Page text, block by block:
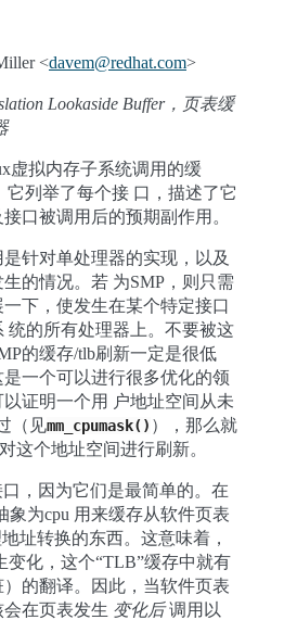
<davem@redhat.com>
Lookaside Buffer，页表缓
虚拟内存子系统调用的缓
列举了每个接 口，描述了它
口被调用后的预期副作用。
针对单处理器的实现，以及
的情况。若 为SMP，则只需
下，使发生在某个特定接口
统的所有处理器上。不要被这
的缓存/tlb刷新一定是很低
一个可以进行很多优化的领
证明一个用 户地址空间从未
（见mm_cpumask() ），那么就
这个地址空间进行刷新。
，因为它们是最简单的。在
象为cpu 用来缓存从软件页表
址转换的东西。这意味着，
变化，这个“TLB”缓存中就有
的翻译。因此，当软件页表
在页表发生 变化后调用以